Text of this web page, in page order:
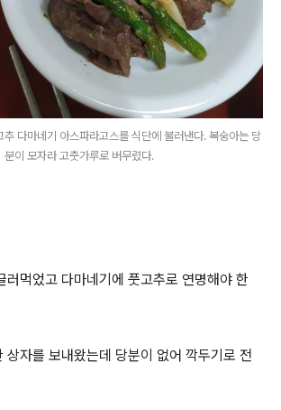
추 다마네기 아스파라고스를 식단에 불러낸다. 복숭아는 당
분이 모자라 고춧가루로 버무렸다.
러먹었고 다마네기에 풋고추로 연명해야 한
상자를 보내왔는데 당분이 없어 깍두기로 전